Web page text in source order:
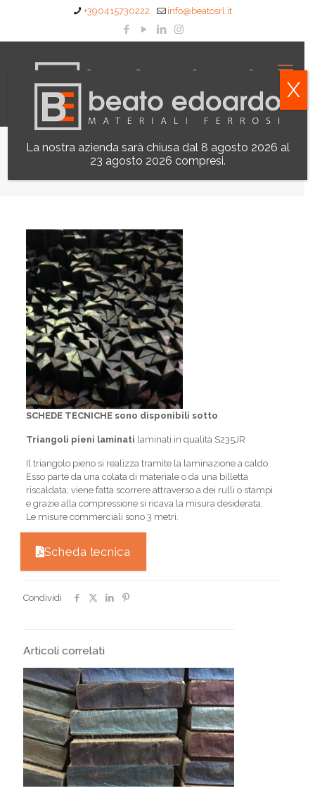
+390415730222 info@beatosrl.it
Ferro Triangolo Pieno
SCHEDE TECNICHE sono disponibili sotto
Triangoli pieni laminati laminati in qualità S235JR
Il triangolo pieno si realizza tramite la laminazione a caldo.
Esso parte da una colata di materiale o da una billetta
riscaldata; viene fatta scorrere attraverso a dei rulli o stampi
e grazie alla compressione si ricava la misura desiderata.
Le misure commerciali sono 3 metri.
Scheda tecnica
Condividi
Articoli correlati
La nostra azienda sarà chiusa dal 8 agosto 2026 al
23 agosto 2026 compresi.
X